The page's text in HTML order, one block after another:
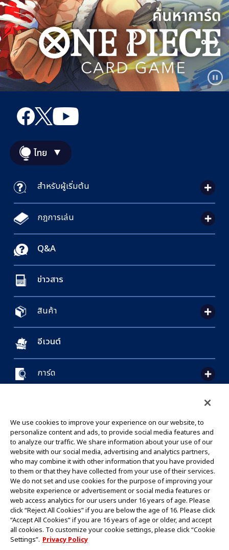
ไทย
สำหรับผู้เริ่มต้น
กฎการเล่น
Q&A
ข่าวสาร
สินค้า
อีเวนต์
การ์ด
GLOBAL ENTRANCE
©Eiichiro Oda/Shueisha
©Eiichiro Oda/Shueisha, Toei Animation
ห้ามคัดลอกรูปภาพ,ข้อความและข้อมูลทั้งหมดในเว็บไซต์นี้โดยไม่ได้รับอนุญาต
โปรดทราบว่ารูปภาพในเว็บไซต์นี้อาจแตกต่างจากสินค้าจริงที่อยู่ระหว่างการพัฒนา
*Apple และโลโก้ Apple เป็นเครื่องหมายการค้าของบริษัท Apple Inc.
*Google Play และโลโก้ Google Play เป็นเครื่องหมายการค้าหรือจดทะเบียน
We use cookies to improve your experience on our website, to
personalize content and ads, to provide social media features and
to analyze our traffic. We share information about your use of our
website with our social media, advertising and analytics partners,
who may combine it with other information that you have provided
to them or that they have collected from your use of their services.
We do not set and use cookies for the purpose of improving your
website experience or advertisement or social media features or
web access analytics for our users under 16 years of age. Please
click “Reject All Cookies” if you are below the age of 16. Please click
“Accept All Cookies” if you are 16 years of age or older, and accept
all cookies. To customize your cookie settings, please click “Cookie
Settings”. Privacy Policy